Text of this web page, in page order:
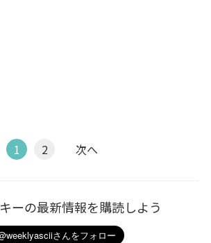
1 2 次へ
ーの最新情報を購読しよう